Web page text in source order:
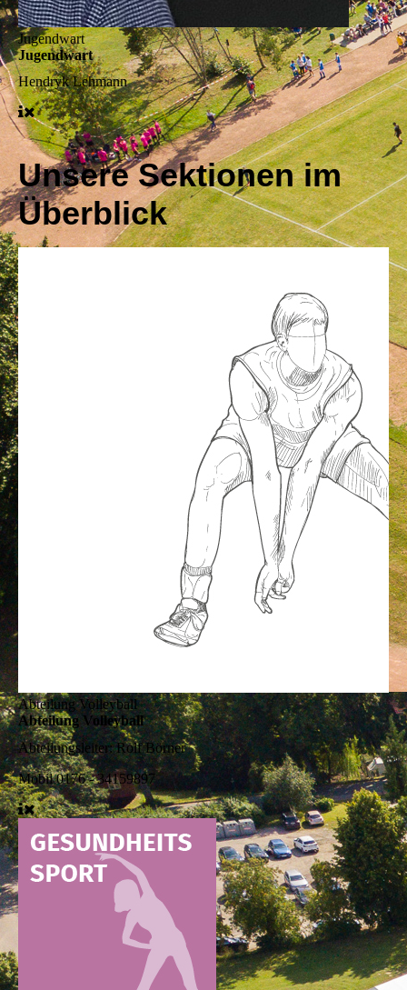
Jugendwart
Jugendwart
Hendryk Lehmann
Unsere Sektionen im
Überblick
Abteilung Volleyball
Abteilung Volleyball
Abteilungsleiter:Rolf Börner
Mobil0176 - 34159897